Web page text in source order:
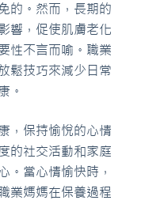
的。然而，長期的
響，促使肌膚老化
性不言而喻。職業
鬆技巧來減少日常
。
，保持愉悅的心情
的社交活動和家庭
。當心情愉快時，
業媽媽在保養過程